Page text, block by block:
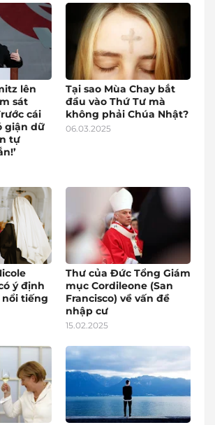
lên
sát
cái
giận dữ
tự
Tại sao Mùa Chay bắt
đầu vào Thứ Tư mà
không phải Chúa Nhật?
06.03.2025
ý định
tiếng
Thư của Đức Tổng Giám
mục Cordileone (San
Francisco) về vấn đề
nhập cư
15.02.2025